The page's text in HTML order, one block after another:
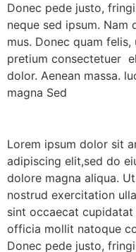
Donec pede justo,
neque sed ipsum. Nam
mus. Donec quam
pretium consectetuer
dolor. Aenean massa.
magna Sed
Lorem ipsum dolor sit
adipiscing elit,sed do
dolore magna aliqua.
nostrud exercitation
sint occaecat
officia mollit natoque
Donec pede justo,